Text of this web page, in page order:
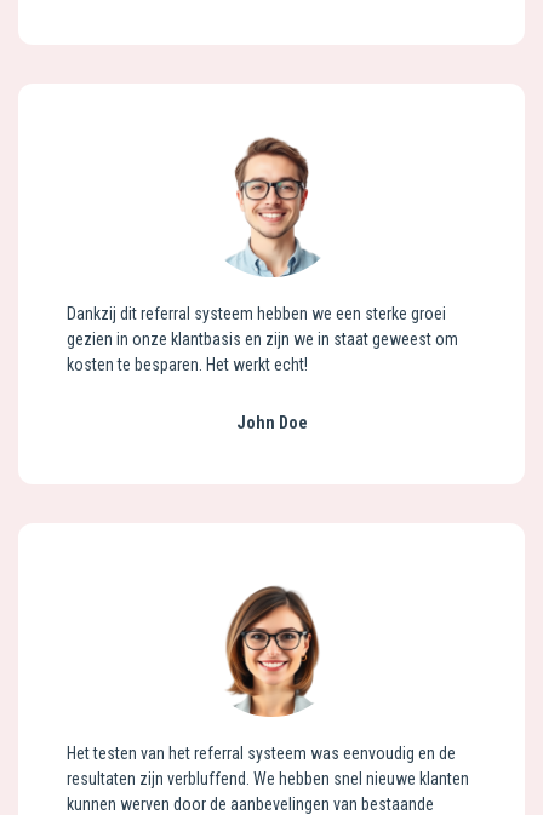
Dankzij dit referral systeem hebben we een sterke groei
gezien in onze klantbasis en zijn we in staat geweest om
kosten te besparen. Het werkt echt!
John Doe
Het testen van het referral systeem was eenvoudig en de
resultaten zijn verbluffend. We hebben snel nieuwe klanten
kunnen werven door de aanbevelingen van bestaande